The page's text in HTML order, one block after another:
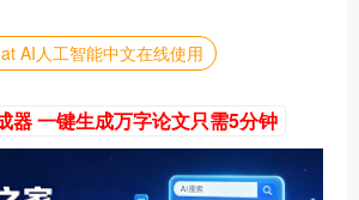
AI人工智能中文在线使用
器 一键生成万字论文只需5分钟